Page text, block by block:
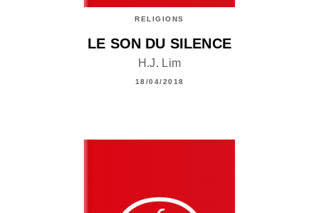
RELIGIONS
LE SON DU SILENCE
H.J. Lim
18/04/2018